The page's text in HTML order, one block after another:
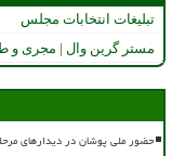
تبلیغات انتخابات مجلس
مستر گرین وال | مجری و
حضور ملی پوشان در دیدارهای